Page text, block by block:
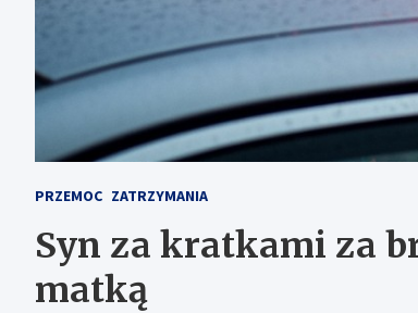
PRZEMOC ZATRZYMANIA
Syn za kratkami za
matką